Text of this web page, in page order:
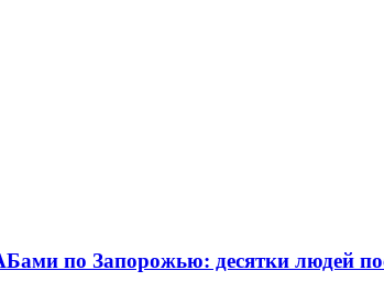
по Запорожью: десятки людей